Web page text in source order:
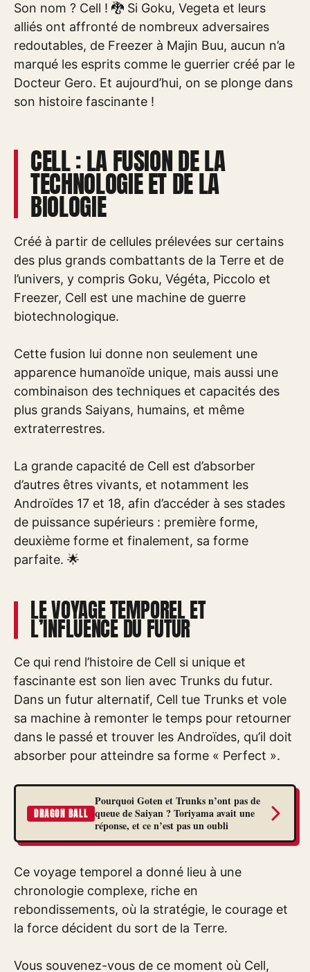
Son nom ? Cell ! 🐉 Si Goku, Vegeta et leurs
alliés ont affronté de nombreux adversaires
redoutables, de Freezer à Majin Buu, aucun n’a
marqué les esprits comme le guerrier créé par le
Docteur Gero. Et aujourd’hui, on se plonge dans
son histoire fascinante !
CELL : LA FUSION DE LA
TECHNOLOGIE ET DE LA
BIOLOGIE
Créé à partir de cellules prélevées sur certains
des plus grands combattants de la Terre et de
l’univers, y compris Goku, Végéta, Piccolo et
Freezer, Cell est une machine de guerre
biotechnologique.
Cette fusion lui donne non seulement une
apparence humanoïde unique, mais aussi une
combinaison des techniques et capacités des
plus grands Saiyans, humains, et même
extraterrestres.
La grande capacité de Cell est d’absorber
d’autres êtres vivants, et notamment les
Androïdes 17 et 18, afin d’accéder à ses stades
de puissance supérieurs : première forme,
deuxième forme et finalement, sa forme
parfaite. 🌟
LE VOYAGE TEMPOREL ET
L’INFLUENCE DU FUTUR
Ce qui rend l’histoire de Cell si unique et
fascinante est son lien avec Trunks du futur.
Dans un futur alternatif, Cell tue Trunks et vole
sa machine à remonter le temps pour retourner
dans le passé et trouver les Androïdes, qu’il doit
absorber pour atteindre sa forme « Perfect ».
DRAGON BALL
Pourquoi Goten et Trunks n’ont pas de
queue de Saiyan ? Toriyama avait une
réponse, et ce n’est pas un oubli
Ce voyage temporel a donné lieu à une
chronologie complexe, riche en
rebondissements, où la stratégie, le courage et
la force décident du sort de la Terre.
Vous souvenez-vous de ce moment où Cell,